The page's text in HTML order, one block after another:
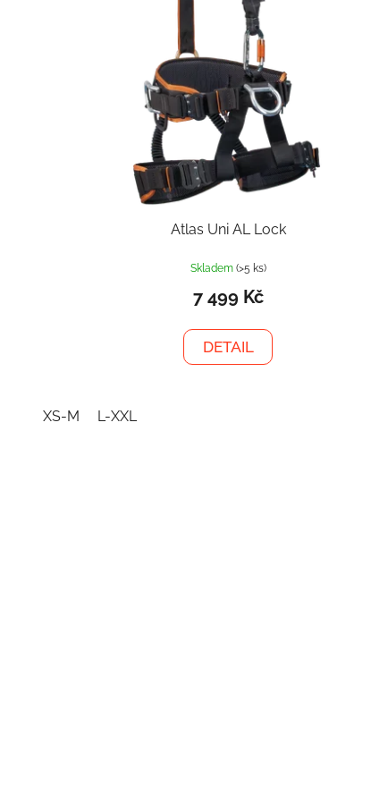
Atlas Uni AL Lock
Skladem (>5 ks)
7 499 Kč
DETAIL
XS-M L-XXL